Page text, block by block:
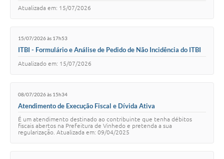
Links Úteis
Atualizada em: 15/07/2026
15/07/2026 às 17h53
ITBI - Formulário e Análise de Pedido de Não Incidência do ITBI
Atualizado em: 15/07/2026
08/07/2026 às 15h34
Atendimento de Execução Fiscal e Dívida Ativa
É um atendimento destinado ao contribuinte que tenha débitos
fiscais abertos na Prefeitura de Vinhedo e pretenda a sua
regularização. Atualizada em: 09/04/2025